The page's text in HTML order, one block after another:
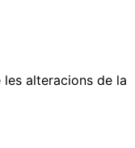
alteracions de la